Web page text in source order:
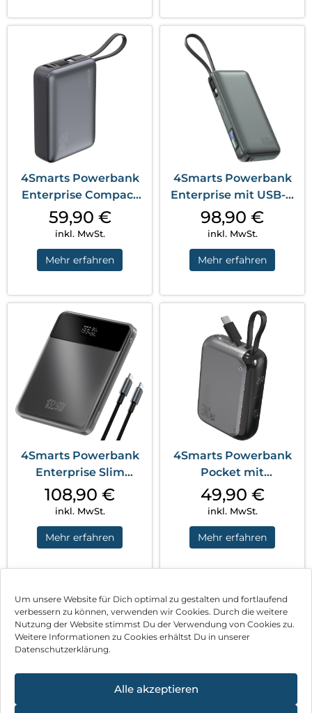
Um unsere Website für Dich optimal zu gestalten und fortlaufend
verbessern zu können, verwenden wir Cookies. Durch die weitere
Nutzung der Website stimmst Du der Verwendung von Cookies zu.
Weitere Informationen zu Cookies erhältst Du in unserer
Datenschutzerklärung.
Alle akzeptieren
4Smarts Powerbank
Enterprise Compact
20000 mAh 45W...
59,90 €
inkl. MwSt.
Mehr erfahren
4Smarts Powerbank
Enterprise mit USB-C
Kabel 20000...
98,90 €
inkl. MwSt.
Mehr erfahren
4Smarts Powerbank
Enterprise Slim
20000mAh 122.5W...
108,90 €
inkl. MwSt.
Mehr erfahren
4Smarts Powerbank
Pocket mit
integriertem USB-C
Ka...
49,90 €
inkl. MwSt.
Mehr erfahren
1 2 3 … 9 Nächste
Impressum